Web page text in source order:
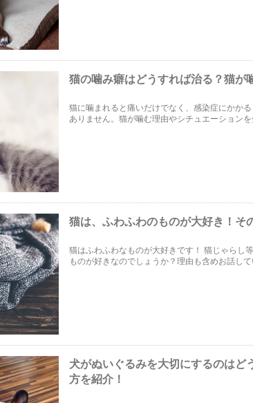
猫の噛み癖はどうすれば治る？猫が
猫に噛まれると痛いだけでなく、感染症にかか
ありません。猫が噛む理由やシチュエーション
猫は、ふわふわのものが大好き！そ
猫はふわふわなものが大好きです！ 猫じゃらし
ものが好きなのでしょうか？理由も含めお話して
犬がぬいぐるみを大切にするのは
方を紹介！